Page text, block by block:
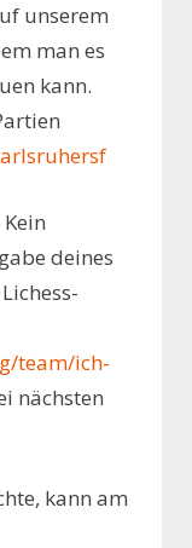
unserem
man es
kann.
deines
team/ich-
nächsten
kann am